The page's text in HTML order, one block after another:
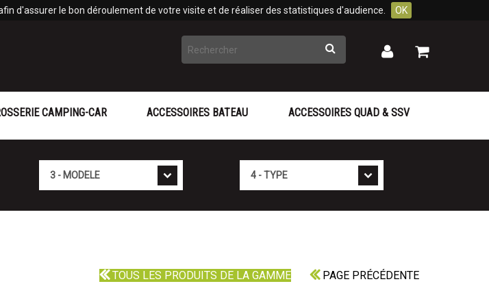
d'assurer le bon déroulement de votre visite et de réaliser des statistiques d'audience. OK
Rechercher Mon
Mon
CAMPING-CAR ACCESSOIRES BATEAU ACCESSOIRES QUAD & SSV
TOUS LES PRODUITS DE LA GAMME PAGE PRÉCÉDENTE